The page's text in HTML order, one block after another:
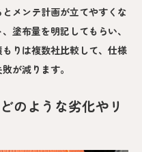
メンテ計画が立てやすくな
塗布量を明記してもらい、
りは複数社比較して、仕様
が減ります。
のような劣化やリ